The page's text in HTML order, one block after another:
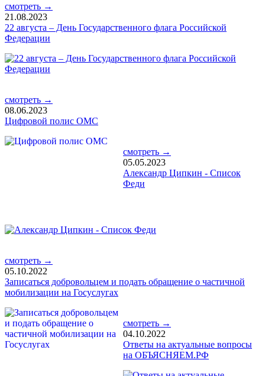
смотреть →
21.08.2023
22 августа – День Государственного флага Российской
Федерации
смотреть →
08.06.2023
Цифровой полис ОМС
смотреть →
05.05.2023
Александр Ципкин - Список
Феди
смотреть →
05.10.2022
Записаться добровольцем и подать обращение о частичной
мобилизации на Госуслугах
смотреть →
04.10.2022
Ответы на актуальные вопросы
на ОБЪЯСНЯЕМ.РФ